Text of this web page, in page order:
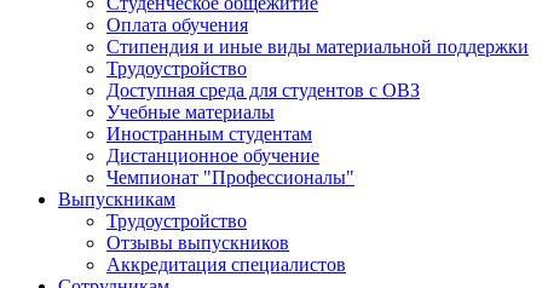
Оплата обучения
Стипендия и иные виды материальной поддержки
Трудоустройство
Доступная среда для студентов с ОВЗ
Учебные материалы
Иностранным студентам
Дистанционное обучение
Чемпионат "Профессионалы"
Выпускникам
Трудоустройство
Отзывы выпускников
Аккредитация специалистов